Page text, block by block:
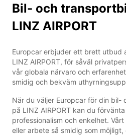
Bil- och
LINZ AIRPORT
Europcar erbjuder ett brett utbud
LINZ AIRPORT, för såväl
vår globala närvaro och
smidig och bekväm
När du väljer Europcar för din bil-
på LINZ AIRPORT kan du
professionalism och enkelhet.
eller arbete så smidig som